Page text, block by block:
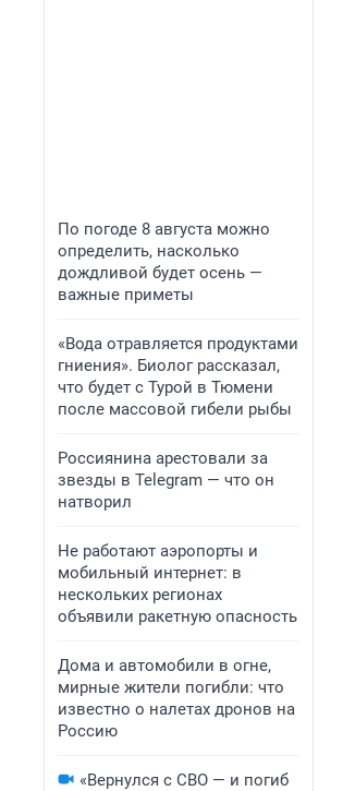
По погоде 8 августа можно
определить, насколько
дождливой будет осень —
важные приметы
«Вода отравляется продуктами
гниения». Биолог рассказал,
что будет с Турой в Тюмени
после массовой гибели рыбы
Россиянина арестовали за
звезды в Telegram — что он
натворил
Не работают аэропорты и
мобильный интернет: в
нескольких регионах
объявили ракетную опасность
Дома и автомобили в огне,
мирные жители погибли: что
известно о налетах дронов на
Россию
«Вернулся с СВО — и погиб